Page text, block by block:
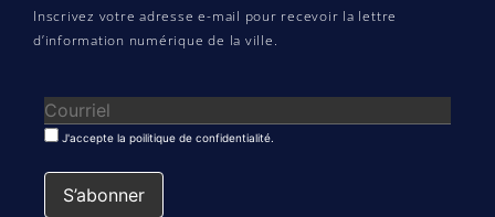
Inscrivez votre adresse e-mail pour recevoir la lettre
d’information numérique de la ville.
J'accepte la poilitique de confidentialité.